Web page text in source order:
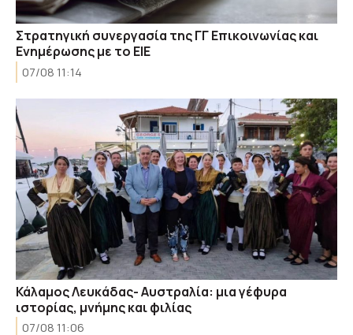
Στρατηγική συνεργασία της ΓΓ Επικοινωνίας και
Ενημέρωσης με το ΕΙΕ
07/08 11:14
Κάλαμος Λευκάδας- Αυστραλία: μια γέφυρα
ιστορίας, μνήμης και φιλίας
07/08 11:06